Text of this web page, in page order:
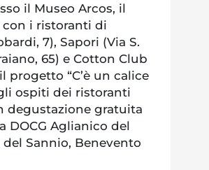
il Museo Arcos, il
con i ristoranti di
7), Sapori (Via S.
65) e Cotton Club
progetto “C’è un calice
ospiti dei ristoranti
degustazione gratuita
DOCG Aglianico del
Sannio, Benevento